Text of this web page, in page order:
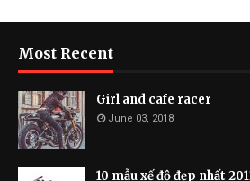
Most Recent
Girl and cafe racer
June 03, 2018
10 mẫu xế độ đẹp nhất